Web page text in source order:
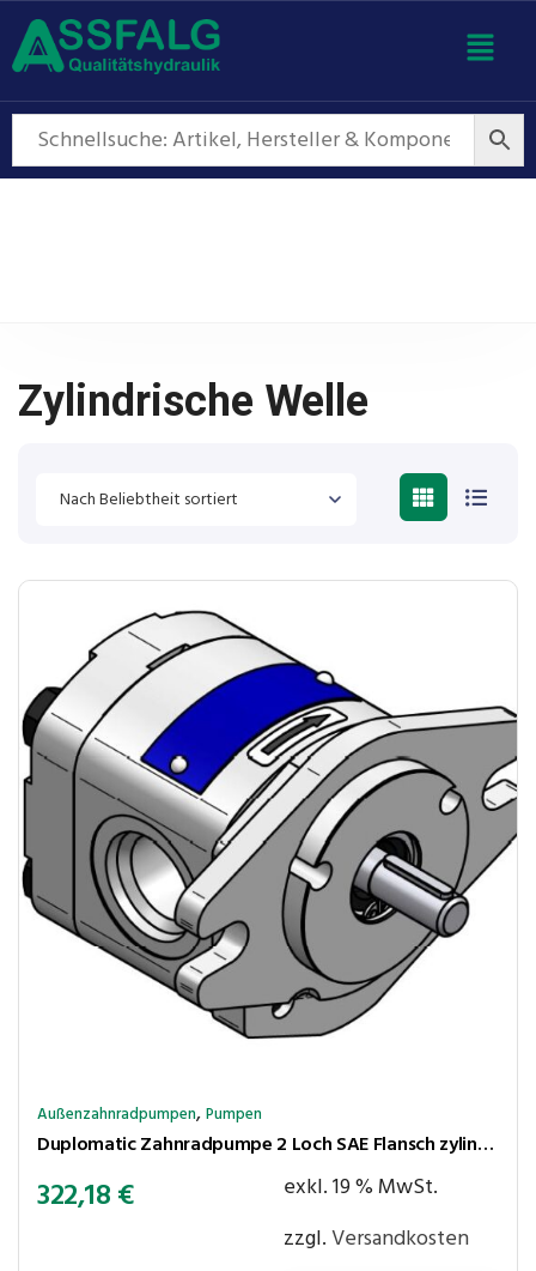
Zylindrische Welle
Außenzahnradpumpen,Pumpen
Duplomatic Zahnradpumpe 2 Loch SAE Flansch zylindrische Welle 14ccm rechtslaufend UNF Anschlüsse
322,18€
exkl. 19 % MwSt.
zzgl.Versandkosten